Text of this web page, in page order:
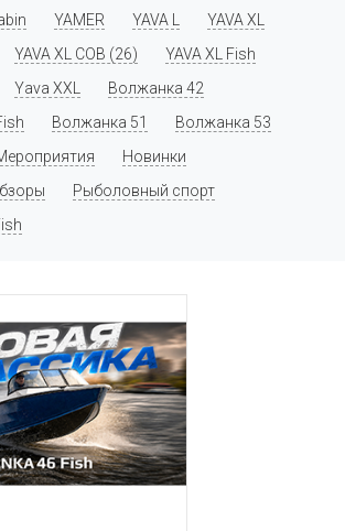
YAMER YAVA L
YAVA XL
YAVA XL COB (26)
YAVA XL Fish
Yava XXL
Волжанка 42
Волжанка 51
Волжанка 53
Новинки
Рыболовный спорт